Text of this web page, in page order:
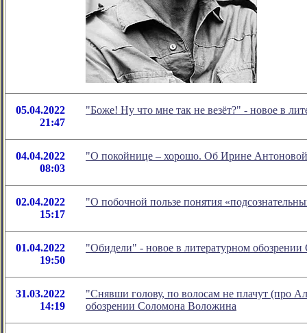
05.04.2022
21:47
"Боже! Ну что мне так не везёт?" - новое в
04.04.2022
08:03
"О покойнице – хорошо. Об Ирине
02.04.2022
15:17
"О побочной пользе понятия
01.04.2022
19:50
"Обидели" - новое в литературном
31.03.2022
14:19
"Снявши голову, по волосам не плачут (про
обозрении Соломона Воложина